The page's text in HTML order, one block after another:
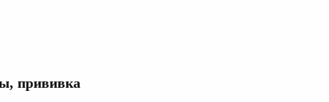
прививка